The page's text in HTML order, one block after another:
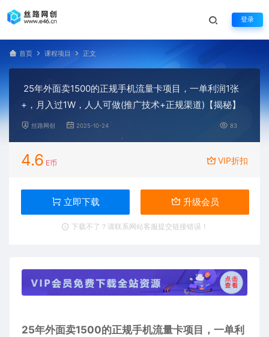
登录
首页 课程项目 正文
25年外面卖1500的正规手机流量卡项目，一单利润1张
+，月入过1W，人人可做(推广技术+正规渠道)【揭秘】
丝路网创 2025-10-24 83
4.6 E币 VIP折扣
立即下载 升级会员
下载不了？请联系网站客服提交链接错误！
25年外面卖1500的正规手机流量卡项目，一单利